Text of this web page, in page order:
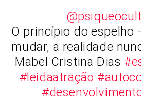
O princípio do espelho
mudar, a realidade
Mabel Cristina Dias
#leidaatração